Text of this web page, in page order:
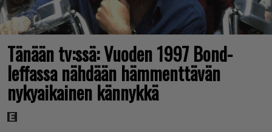
Tänään tv:ssä: Vuoden 1997 Bond-
leffassa nähdään hämmenttävän
nykyaikainen kännykkä